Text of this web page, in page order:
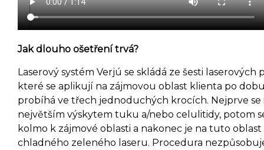
Jak dlouho ošetření trvá?
Laserový systém Verjú se skládá ze šesti
které se aplikují na zájmovou oblast klienta po
probíhá ve třech jednoduchých krocích. Nejprve
největším výskytem tuku a/nebo celulitidy, potom
kolmo k zájmové oblasti a nakonec je na tuto
chladného zeleného laseru. Procedura